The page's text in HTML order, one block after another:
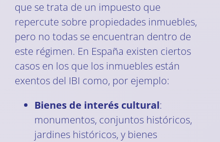
que se trata de un impuesto que
repercute sobre propiedades inmuebles,
pero no todas se encuentran dentro de
este régimen. En España existen ciertos
casos en los que los inmuebles están
exentos del IBI como, por ejemplo:
Bienes de interés cultural:
monumentos, conjuntos históricos,
jardines históricos, y bienes